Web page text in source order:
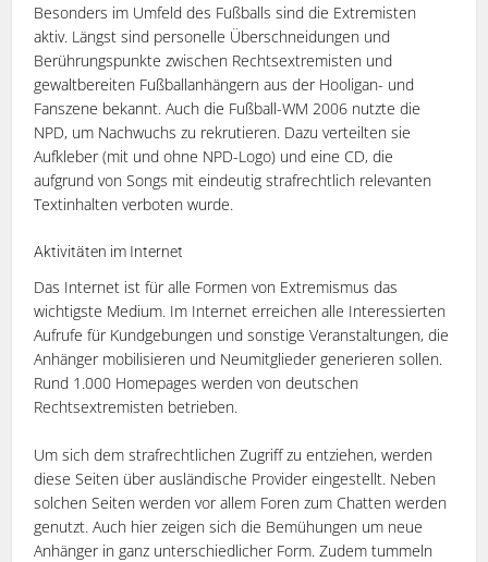
Besonders im Umfeld des Fußballs sind die Extremisten
aktiv. Längst sind personelle Überschneidungen und
Berührungspunkte zwischen Rechtsextremisten und
gewaltbereiten Fußballanhängern aus der Hooligan- und
Fanszene bekannt. Auch die Fußball-WM 2006 nutzte die
NPD, um Nachwuchs zu rekrutieren. Dazu verteilten sie
Aufkleber (mit und ohne NPD-Logo) und eine CD, die
aufgrund von Songs mit eindeutig strafrechtlich relevanten
Textinhalten verboten wurde.
Aktivitäten im Internet
Das Internet ist für alle Formen von Extremismus das
wichtigste Medium. Im Internet erreichen alle Interessierten
Aufrufe für Kundgebungen und sonstige Veranstaltungen, die
Anhänger mobilisieren und Neumitglieder generieren sollen.
Rund 1.000 Homepages werden von deutschen
Rechtsextremisten betrieben.
Um sich dem strafrechtlichen Zugriff zu entziehen, werden
diese Seiten über ausländische Provider eingestellt. Neben
solchen Seiten werden vor allem Foren zum Chatten werden
genutzt. Auch hier zeigen sich die Bemühungen um neue
Anhänger in ganz unterschiedlicher Form. Zudem tummeln